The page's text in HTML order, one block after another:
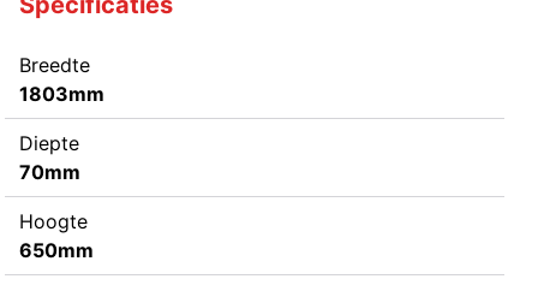
Breedte
1803mm
Diepte
70mm
Hoogte
650mm